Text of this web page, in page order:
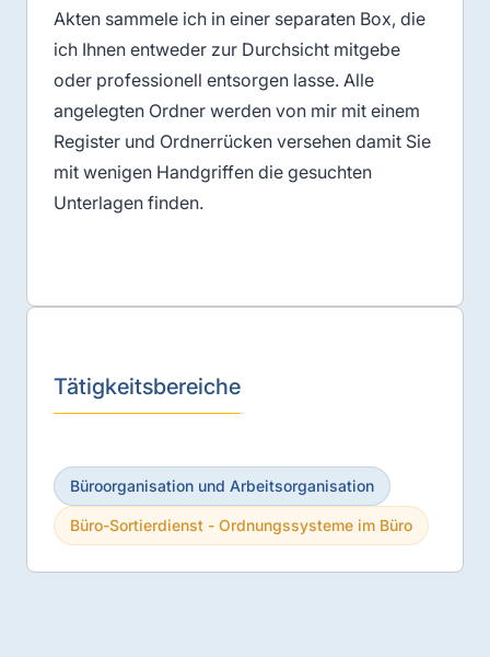
Akten sammele ich in einer separaten Box, die
ich Ihnen entweder zur Durchsicht mitgebe
oder professionell entsorgen lasse. Alle
angelegten Ordner werden von mir mit einem
Register und Ordnerrücken versehen damit Sie
mit wenigen Handgriffen die gesuchten
Unterlagen finden.
Tätigkeitsbereiche
Büroorganisation und Arbeitsorganisation
Büro-Sortierdienst - Ordnungssysteme im Büro